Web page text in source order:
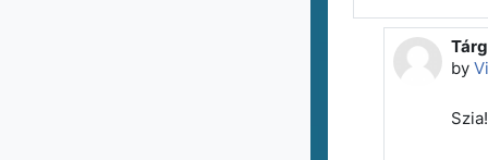
In
by
Szia!